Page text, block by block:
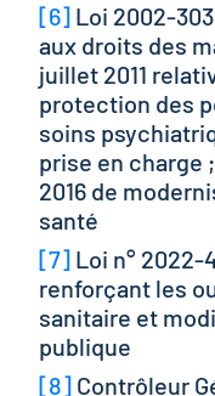
[6] Loi 2002-
aux droits des
juillet 2011
protection des
soins
prise en charge
2016 de
santé
[7] Loi n° 2022-
renforçant les
sanitaire et
publique
[8] Contrôleur